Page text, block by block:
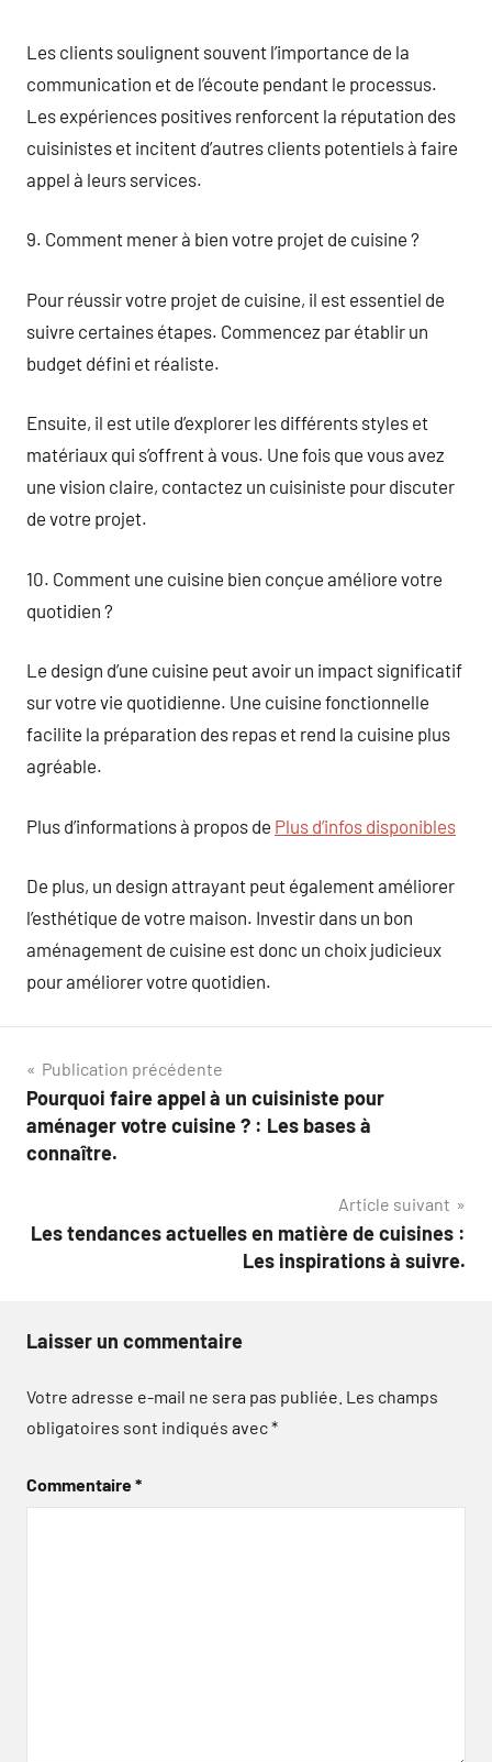
Les clients soulignent souvent l’importance de la
communication et de l’écoute pendant le processus.
Les expériences positives renforcent la réputation des
cuisinistes et incitent d’autres clients potentiels à faire
appel à leurs services.
9. Comment mener à bien votre projet de cuisine ?
Pour réussir votre projet de cuisine, il est essentiel de
suivre certaines étapes. Commencez par établir un
budget défini et réaliste.
Ensuite, il est utile d’explorer les différents styles et
matériaux qui s’offrent à vous. Une fois que vous avez
une vision claire, contactez un cuisiniste pour discuter
de votre projet.
10. Comment une cuisine bien conçue améliore votre
quotidien ?
Le design d’une cuisine peut avoir un impact significatif
sur votre vie quotidienne. Une cuisine fonctionnelle
facilite la préparation des repas et rend la cuisine plus
agréable.
Plus d’informations à propos de Plus d’infos disponibles
De plus, un design attrayant peut également améliorer
l’esthétique de votre maison. Investir dans un bon
aménagement de cuisine est donc un choix judicieux
pour améliorer votre quotidien.
Navigation
de
l’article
Publication précédente
Pourquoi faire appel à un cuisiniste pour
aménager votre cuisine ? : Les bases à
connaître.
Article suivant
Les tendances actuelles en matière de cuisines :
Les inspirations à suivre.
Laisser un commentaire
Votre adresse e-mail ne sera pas publiée. Les champs
obligatoires sont indiqués avec*
Commentaire*